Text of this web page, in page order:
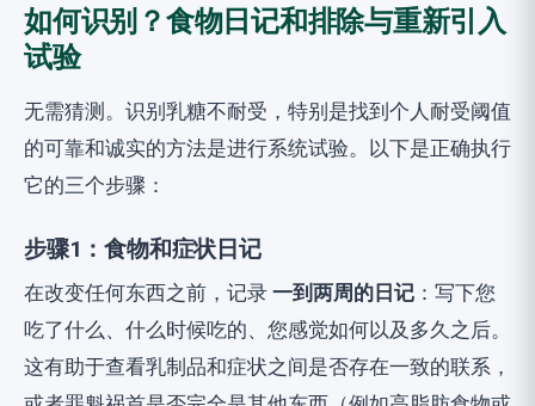
如何识别？食物日记和排除与重新引入
试验
无需猜测。识别乳糖不耐受，特别是找到个人耐受阈值
的可靠和诚实的方法是进行系统试验。以下是正确执行
它的三个步骤：
步骤1：食物和症状日记
在改变任何东西之前，记录一到两周的日记 ：写下您
吃了什么、什么时候吃的、您感觉如何以及多久之后。
这有助于查看乳制品和症状之间是否存在一致的联系，